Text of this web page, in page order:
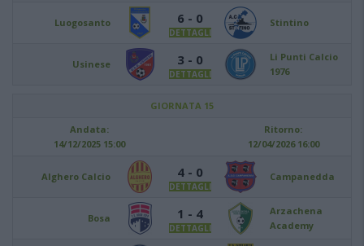
Luogosanto 6 - 0
DETTAGLI
Stintino
Usinese 3 - 0
DETTAGLI
Li Punti Calcio
1976
GIORNATA 15
Andata:
14/12/2025 15:00
Ritorno:
12/04/2026 16:00
Alghero Calcio 4 - 0
DETTAGLI
Campanedda
Bosa 1 - 4
DETTAGLI
Arzachena
Academy